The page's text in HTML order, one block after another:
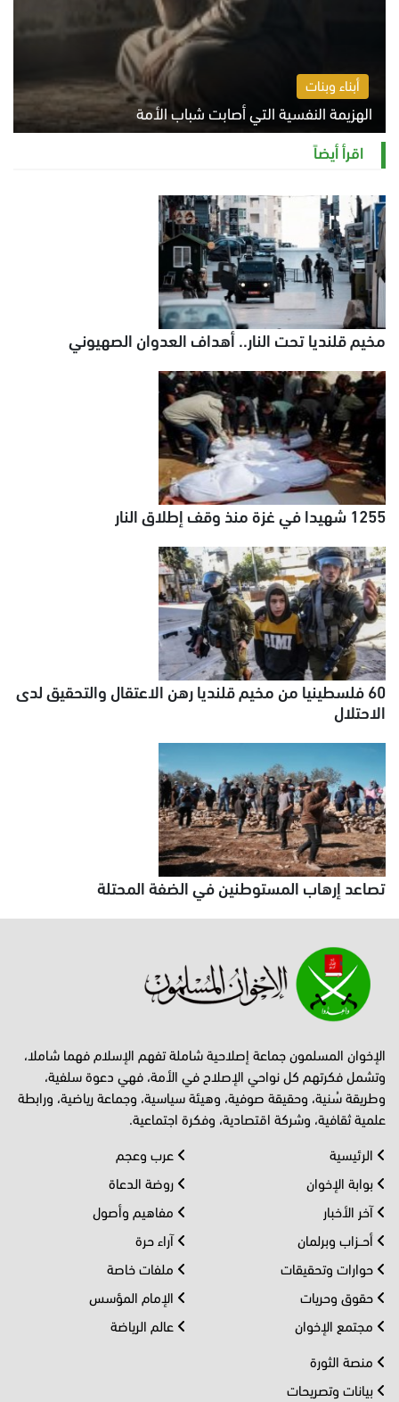
أبناء وبنات
الهزيمة النفسية التي أصابت شباب الأمة
الخميس 6 أغسطس 2026 11:12 ص
اقرأ أيضاً
مخيم قلنديا تحت النار.. أهداف العدوان الصهيوني
1255 شهيدا في غزة منذ وقف إطلاق النار
60 فلسطينيا من مخيم قلنديا رهن الاعتقال والتحقيق لدى
الاحتلال
تصاعد إرهاب المستوطنين في الضفة المحتلة
الإخوان المسلمون جماعة إصلاحية شاملة تفهم الإسلام فهما شاملا،
وتشمل فكرتهم كل نواحي الإصلاح في الأمة، فهي دعوة سلفية،
وطريقة سُنية، وحقيقة صوفية، وهيئة سياسية، وجماعة رياضية، ورابطة
علمية ثقافية، وشركة اقتصادية، وفكرة اجتماعية.
الرئيسية
بوابة الإخوان
آخر الأخبار
أحــزاب وبرلمان
حوارات وتحقيقات
حقوق وحريات
مجتمع الإخوان
عرب وعجم
روضة الدعاة
مفاهيم وأصول
آراء حرة
ملفات خاصة
الإمام المؤسس
عالم الرياضة
منصة الثورة
بيانات وتصريحات